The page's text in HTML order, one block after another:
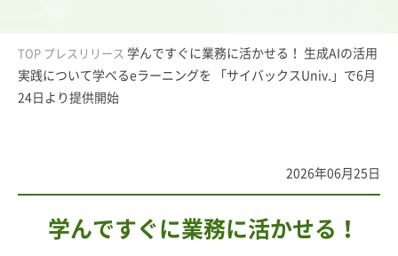
TOP プレスリリース 学んですぐに業務に活かせる！ 生成AIの活用
実践について学べるeラーニングを 「サイバックスUniv.」で6月
24日より提供開始
2026年06月25日
学んですぐに業務に活かせる！